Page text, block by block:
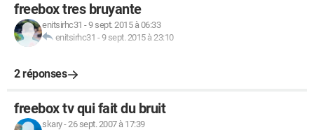
freebox tres bruyante
enitsirhc31 -9 sept. 2015 à 06:33
enitsirhc31 -9 sept. 2015 à 23:10
2 réponses
freebox tv qui fait du bruit
skary-26 sept. 2007 à 17:39